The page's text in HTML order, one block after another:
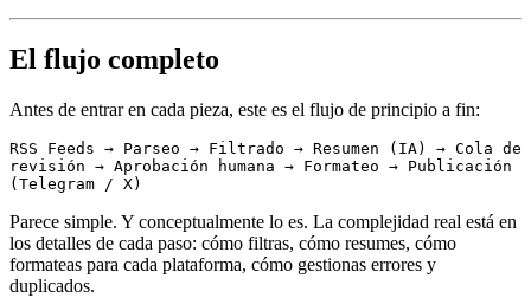
El flujo completo
Antes de entrar en cada pieza, este es el flujo de principio a fin:
RSS Feeds → Parseo → Filtrado → Resumen (IA) → Cola de
revisión → Aprobación humana → Formateo → Publicación
(Telegram / X)
Parece simple. Y conceptualmente lo es. La complejidad real está en
los detalles de cada paso: cómo filtras, cómo resumes, cómo
formateas para cada plataforma, cómo gestionas errores y
duplicados.